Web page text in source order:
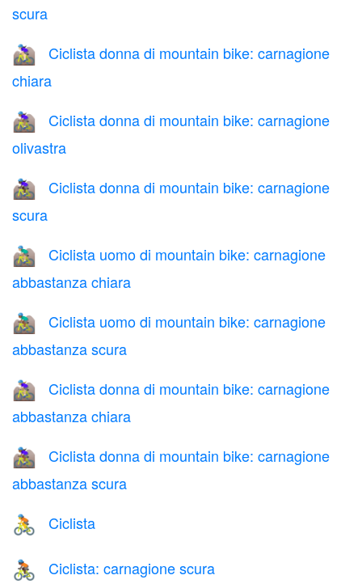
scura
🚵🏻‍♀️
Ciclista donna di mountain bike: carnagione
chiara
🚵🏽‍♀️
Ciclista donna di mountain bike: carnagione
olivastra
🚵🏿‍♀️
Ciclista donna di mountain bike: carnagione
scura
🚵🏼‍♂️
Ciclista uomo di mountain bike: carnagione
abbastanza chiara
🚵🏾‍♂️
Ciclista uomo di mountain bike: carnagione
abbastanza scura
🚵🏼‍♀️
Ciclista donna di mountain bike: carnagione
abbastanza chiara
🚵🏾‍♀️
Ciclista donna di mountain bike: carnagione
abbastanza scura
🚴 Ciclista
🚴🏿 Ciclista: carnagione scura